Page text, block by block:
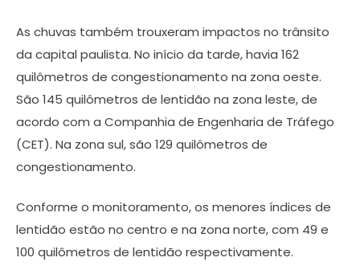
As chuvas também trouxeram impactos no trânsito
da capital paulista. No início da tarde, havia 162
quilômetros de congestionamento na zona oeste.
São 145 quilômetros de lentidão na zona leste, de
acordo com a Companhia de Engenharia de Tráfego
(CET). Na zona sul, são 129 quilômetros de
congestionamento.
Conforme o monitoramento, os menores índices de
lentidão estão no centro e na zona norte, com 49 e
100 quilômetros de lentidão respectivamente.